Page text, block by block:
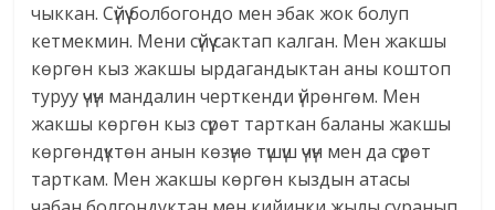
чыккан. Сүйүү болбогондо мен эбак жок болуп
кетмекмин. Мени сүйүү сактап калган. Мен жакшы
көргөн кыз жакшы ырдагандыктан аны коштоп
туруу үчүн мандалин черткенди үйрөнгөм. Мен
жакшы көргөн кыз сүрөт тарткан баланы жакшы
көргөндүктөн анын көзүнө түшүш үчүн мен да сүрөт
тарткам. Мен жакшы көргөн кыздын атасы